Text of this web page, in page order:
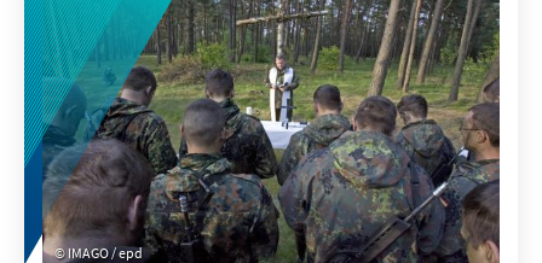
potenzieller Gesellschaftsdienst Akzeptanz
finden können.
IMAGO / epd